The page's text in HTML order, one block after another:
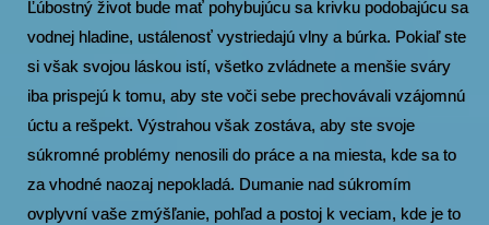
Ľúbostný život bude mať pohybujúcu sa krivku podobajúcu sa
vodnej hladine, ustálenosť vystriedajú vlny a búrka. Pokiaľ ste
si však svojou láskou istí, všetko zvládnete a menšie sváry
iba prispejú k tomu, aby ste voči sebe prechovávali vzájomnú
úctu a rešpekt. Výstrahou však zostáva, aby ste svoje
súkromné problémy nenosili do práce a na miesta, kde sa to
za vhodné naozaj nepokladá. Dumanie nad súkromím
ovplyvní vaše zmýšľanie, pohľad a postoj k veciam, kde je to